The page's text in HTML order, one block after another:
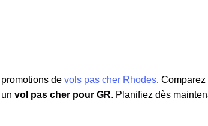
de vols pas cher Rhodes.
vol pas cher pour GR. Planifiez dès